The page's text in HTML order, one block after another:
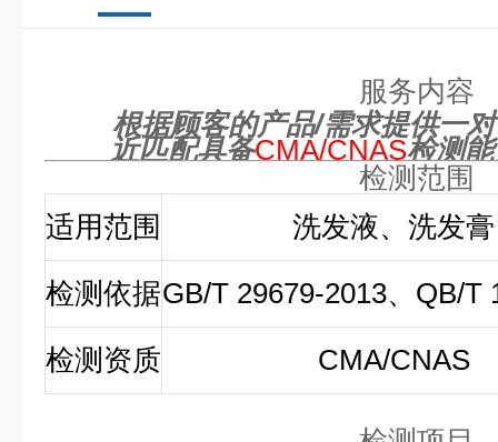
服务内容
根据顾客的产品/需求提供一
近匹配具备CMA/CNAS检测
检测范围
适用范围
洗发液、洗发膏
检测依据GB/T 29679-2013、QB/T
检测资质
CMA/CNAS